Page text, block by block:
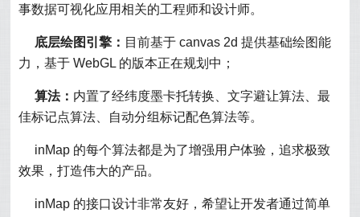
事数据可视化应用相关的工程师和设计师。
底层绘图引擎： 目前基于 canvas 2d 提供基础绘图能
力，基于 WebGL 的版本正在规划中；
算法： 内置了经纬度墨卡托转换、文字避让算法、最
佳标记点算法、自动分组标记配色算法等。
inMap 的每个算法都是为了增强用户体验，追求极致
效果，打造伟大的产品。
inMap 的接口设计非常友好，希望让开发者通过简单